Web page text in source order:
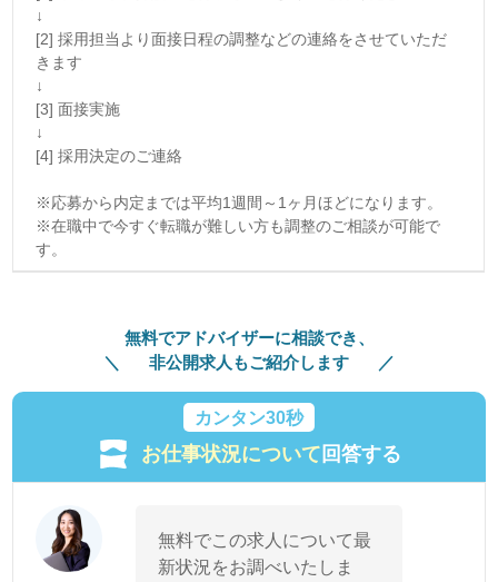
↓
[2] 採用担当より面接日程の調整などの連絡をさせていただ
きます
↓
[3] 面接実施
↓
[4] 採用決定のご連絡
※応募から内定までは平均1週間～1ヶ月ほどになります。
※在職中で今すぐ転職が難しい方も調整のご相談が可能で
す。
無料でアドバイザーに相談でき、
非公開求人もご紹介します
カンタン30秒
お仕事状況について回答する
無料でこの求人について最
新状況をお調べいたしま